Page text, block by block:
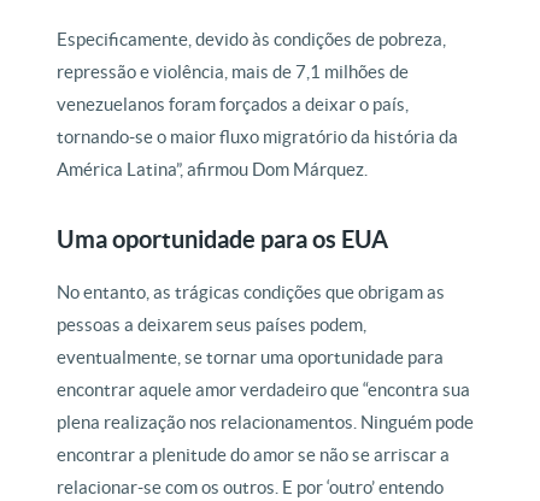
Especificamente, devido às condições de pobreza,
repressão e violência, mais de 7,1 milhões de
venezuelanos foram forçados a deixar o país,
tornando-se o maior fluxo migratório da história da
América Latina”, afirmou Dom Márquez.
Uma oportunidade para os EUA
No entanto, as trágicas condições que obrigam as
pessoas a deixarem seus países podem,
eventualmente, se tornar uma oportunidade para
encontrar aquele amor verdadeiro que “encontra sua
plena realização nos relacionamentos. Ninguém pode
encontrar a plenitude do amor se não se arriscar a
relacionar-se com os outros. E por ‘outro’ entendo